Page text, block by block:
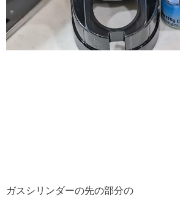
ガスシリンダーの先の部分の